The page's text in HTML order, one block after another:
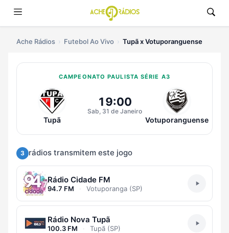
Ache Rádios Futebol Ao Vivo Tupã x Votuporanguense
CAMPEONATO PAULISTA SÉRIE A3
Ouvir Tupã x Votuporanguense
Tupã
19:00
Sab, 31 de Janeiro
Votuporanguense
3 rádios transmitem este jogo
Rádio Cidade FM
94.7 FM · Votuporanga (SP)
Rádio Nova Tupã
100.3 FM · Tupã (SP)